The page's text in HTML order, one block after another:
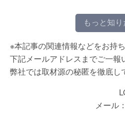
もっと知り
※本記事の関連情報などをお持
下記メールアドレスまでご一報
弊社では取材源の秘匿を徹底し
メール